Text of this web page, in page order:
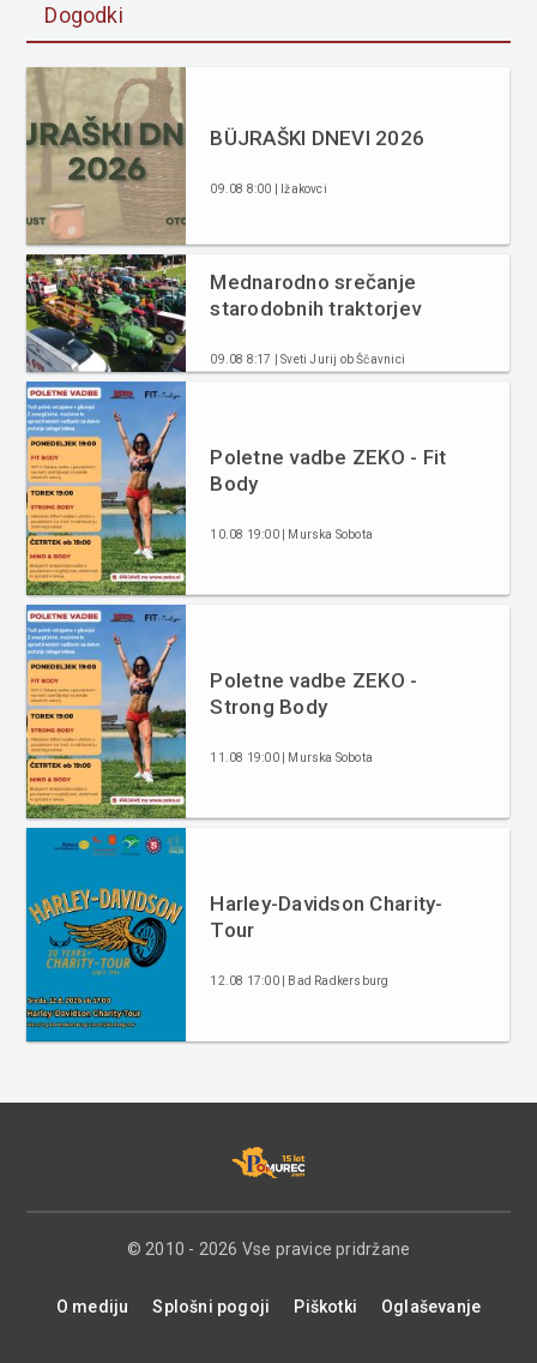
Dogodki
BÜJRAŠKI DNEVI 2026
09.08 8:00 | Ižakovci
Mednarodno srečanje
starodobnih traktorjev
09.08 8:17 | Sveti Jurij ob Ščavnici
Poletne vadbe ZEKO - Fit
Body
10.08 19:00 | Murska Sobota
Poletne vadbe ZEKO -
Strong Body
11.08 19:00 | Murska Sobota
Harley-Davidson Charity-
Tour
12.08 17:00 | Bad Radkersburg
© 2010 - 2026 Vse pravice pridržane
O mediju Splošni pogoji Piškotki Oglaševanje